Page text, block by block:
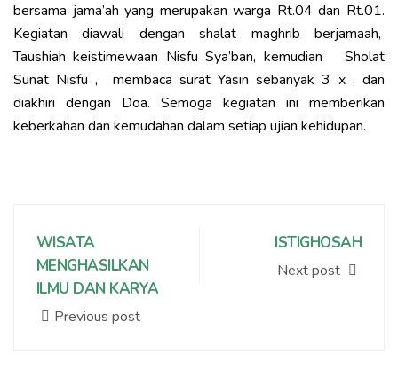
bersama jama’ah yang merupakan warga Rt.04 dan Rt.01.
Kegiatan diawali dengan shalat maghrib berjamaah,
Taushiah keistimewaan Nisfu Sya’ban, kemudian Sholat
Sunat Nisfu , membaca surat Yasin sebanyak 3 x , dan
diakhiri dengan Doa. Semoga kegiatan ini memberikan
keberkahan dan kemudahan dalam setiap ujian kehidupan.
WISATA
MENGHASILKAN
ILMU DAN KARYA
Previous post
ISTIGHOSAH
Next post